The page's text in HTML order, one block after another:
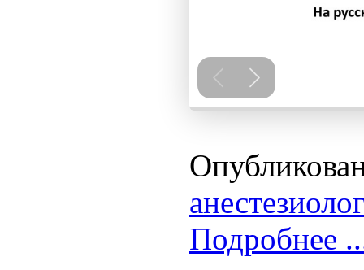
Подробнее